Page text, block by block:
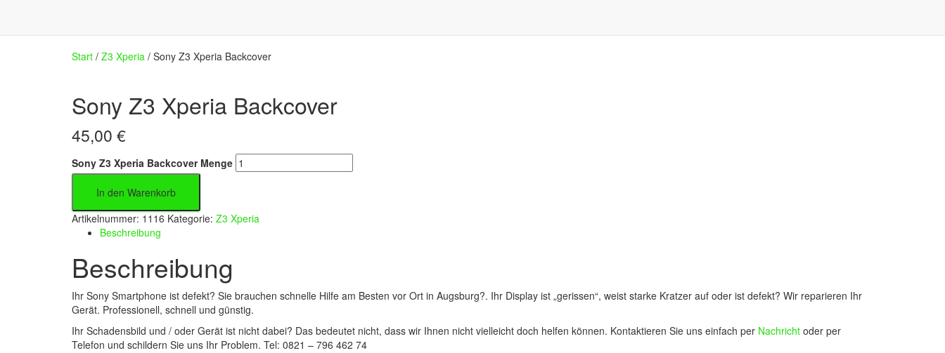
Start / Z3 Xperia / Sony Z3 Xperia Backcover
Sony Z3 Xperia Backcover
45,00 €
Sony Z3 Xperia Backcover Menge
In den Warenkorb
Artikelnummer: 1116 Kategorie: Z3 Xperia
Beschreibung
Beschreibung
Ihr Sony Smartphone ist defekt? Sie brauchen schnelle Hilfe am Besten vor Ort in Augsburg?. Ihr Display ist „gerissen“, weist starke Kratzer auf oder ist defekt? Wir reparieren Ihr
Gerät. Professionell, schnell und günstig.
Ihr Schadensbild und / oder Gerät ist nicht dabei? Das bedeutet nicht, dass wir Ihnen nicht vielleicht doch helfen können. Kontaktieren Sie uns einfach per Nachricht oder per
Telefon und schildern Sie uns Ihr Problem. Tel: 0821 – 796 462 74